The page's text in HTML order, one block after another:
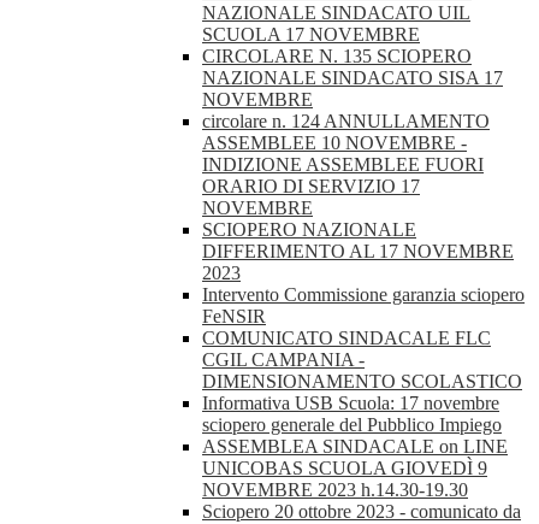
NAZIONALE SINDACATO UIL
SCUOLA 17 NOVEMBRE
CIRCOLARE N. 135 SCIOPERO
NAZIONALE SINDACATO SISA 17
NOVEMBRE
circolare n. 124 ANNULLAMENTO
ASSEMBLEE 10 NOVEMBRE -
INDIZIONE ASSEMBLEE FUORI
ORARIO DI SERVIZIO 17
NOVEMBRE
SCIOPERO NAZIONALE
DIFFERIMENTO AL 17 NOVEMBRE
2023
Intervento Commissione garanzia sciopero
FeNSIR
COMUNICATO SINDACALE FLC
CGIL CAMPANIA -
DIMENSIONAMENTO SCOLASTICO
Informativa USB Scuola: 17 novembre
sciopero generale del Pubblico Impiego
ASSEMBLEA SINDACALE on LINE
UNICOBAS SCUOLA GIOVEDÌ 9
NOVEMBRE 2023 h.14.30-19.30
Sciopero 20 ottobre 2023 - comunicato da